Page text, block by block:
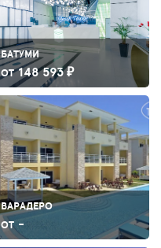
БАТУМИ
ОТ 148 593 ₽
ВАРАДЕРО
ОТ -